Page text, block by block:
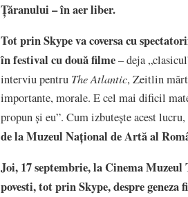
Țăranului – în aer liber.
Tot prin Skype va coversa cu
în festival cu două filme– deja
interviu pentru The Atlantic, Zeitlin
importante, morale. E cel mai dificil
propun și eu”. Cum izbutește acest
de la Muzeul Național de Artă al
Joi, 17 septembrie, la Cinema
povesti, tot prin Skype, despre